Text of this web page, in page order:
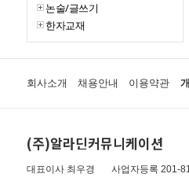
논술/글쓰기
한자교재
회사소개 채용안내 이용약관
(주)알라딘커뮤니케이션
대표이사 최우경 사업자등록 201-